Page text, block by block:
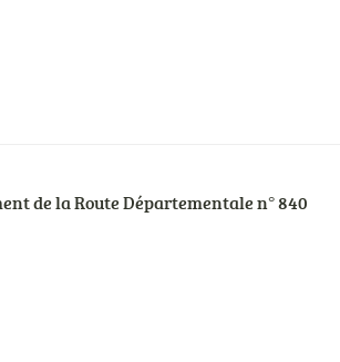
de la Route Départementale n° 840